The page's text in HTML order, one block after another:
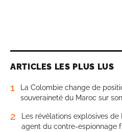
ARTICLES LES PLUS LUS
1
La Colombie change de
souveraineté du Maroc sur
2
Les révélations explosives
agent du contre-espionnage